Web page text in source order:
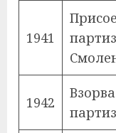
1941
1942